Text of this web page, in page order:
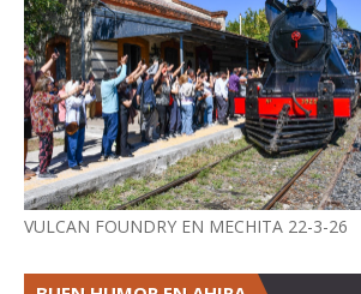
VULCAN FOUNDRY EN MECHITA 22-3-26